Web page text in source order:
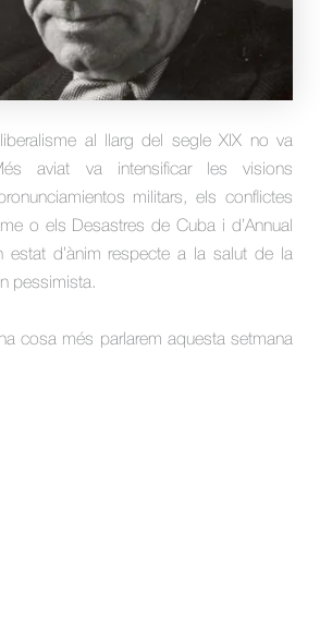
al llarg del segle XIX no va
aviat va intensificar les visions
militars, els conflictes
o els Desastres de Cuba i d’Annual
estat d’ànim respecte a la salut de la
pessimista.
cosa més parlarem aquesta setmana